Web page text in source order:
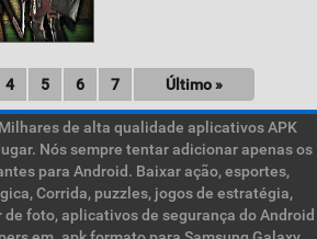
4 5 6 7 Último »
de alta qualidade aplicativos APK
Nós sempre tentar adicionar apenas os
para Android. Baixar ação, esportes,
Corrida, puzzles, jogos de estratégia,
foto, aplicativos de segurança do Android